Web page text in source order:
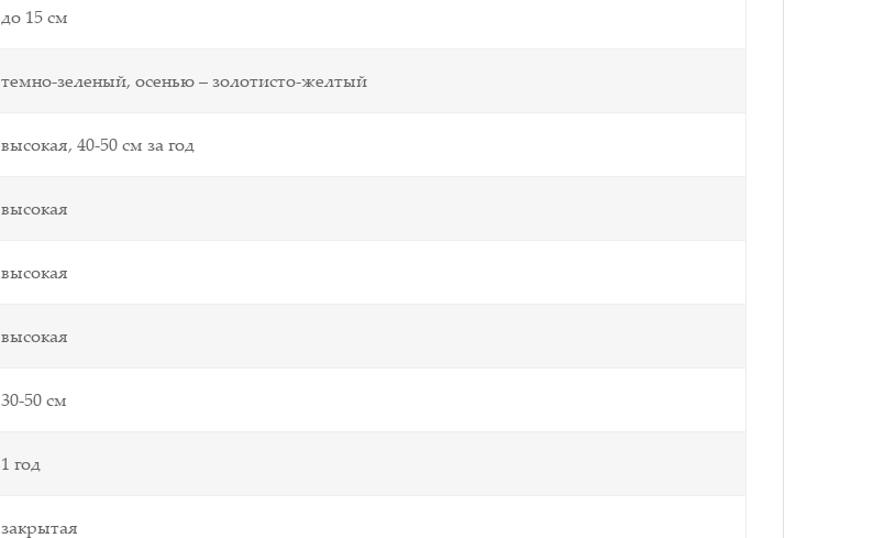
до 15 см
темно-зеленый, осенью – золотисто-желтый
высокая, 40-50 см за год
высокая
высокая
высокая
30-50 см
1 год
закрытая